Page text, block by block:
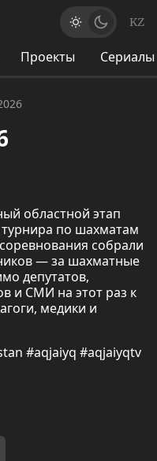
KZ
Проекты Сериалы
областной этап
турнира по шахматам
собрали
— за шахматные
депутатов,
и СМИ на этот раз к
медики и
#aqjaiyq #aqjaiyqtv